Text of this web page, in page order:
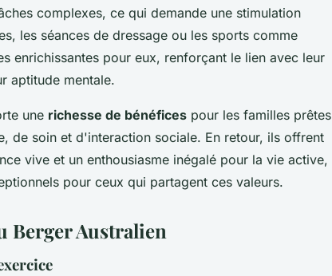
complexes, ce qui demande une stimulation
les séances de dressage ou les sports comme
enrichissantes pour eux, renforçant le lien avec leur
aptitude mentale.
une richesse de bénéfices pour les familles prêtes
de soin et d'interaction sociale. En retour, ils offrent
vive et un enthousiasme inégalé pour la vie active,
pour ceux qui partagent ces valeurs.
Berger Australien